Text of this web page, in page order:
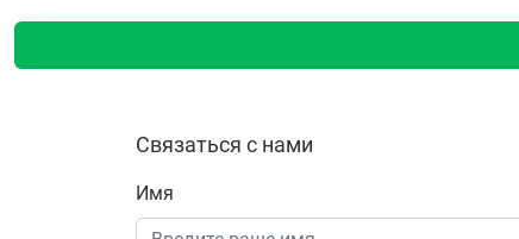
Связаться с нами
Имя